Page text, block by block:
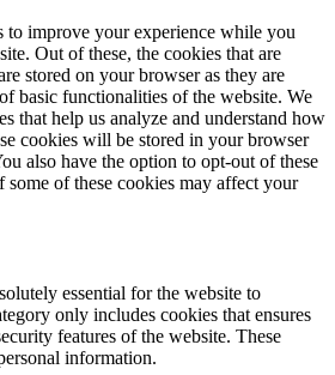
to improve your experience while you
Out of these, the cookies that are
stored on your browser as they are
basic functionalities of the website. We
that help us analyze and understand how
cookies will be stored in your browser
also have the option to opt-out of these
of these cookies may affect your
essential for the website to
only includes cookies that ensures
features of the website. These
information.